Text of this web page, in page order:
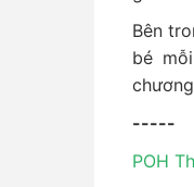
Bên
bé
-----
POH